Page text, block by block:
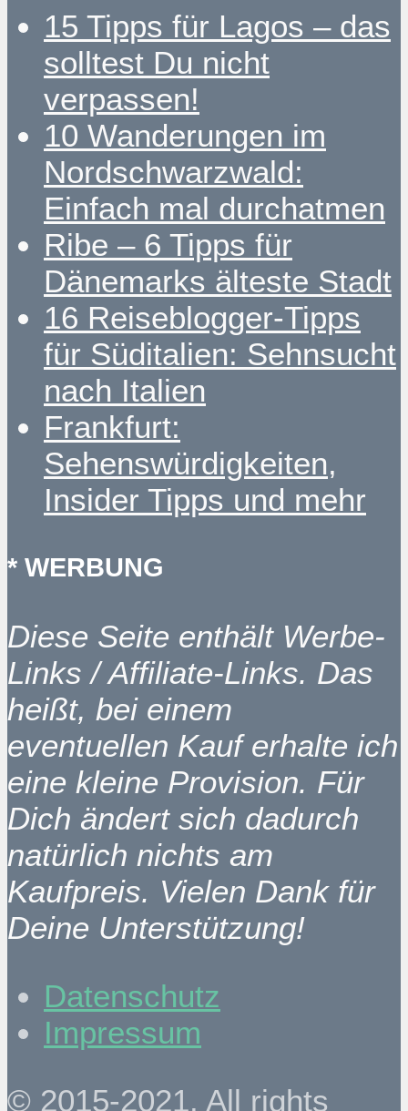
15 Tipps für Lagos – das
solltest Du nicht
verpassen!
10 Wanderungen im
Nordschwarzwald:
Einfach mal durchatmen
Ribe – 6 Tipps für
Dänemarks älteste Stadt
16 Reiseblogger-Tipps
für Süditalien: Sehnsucht
nach Italien
Frankfurt:
Sehenswürdigkeiten,
Insider Tipps und mehr
* WERBUNG
Diese Seite enthält Werbe-
Links / Affiliate-Links. Das
heißt, bei einem
eventuellen Kauf erhalte ich
eine kleine Provision. Für
Dich ändert sich dadurch
natürlich nichts am
Kaufpreis. Vielen Dank für
Deine Unterstützung!
Datenschutz
Impressum
© 2015-2021. All rights